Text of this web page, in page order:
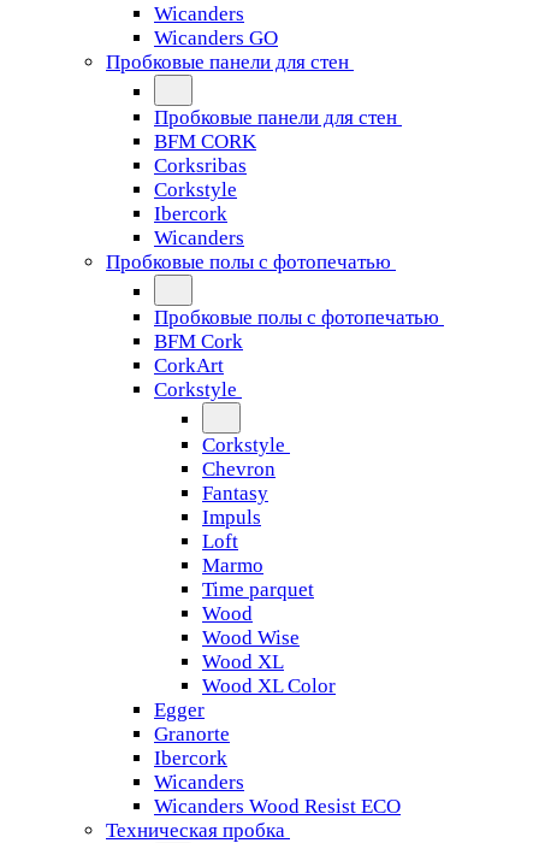
Wicanders
Wicanders GO
Пробковые панели для стен
Пробковые панели для стен
BFM CORK
Corksribas
Corkstyle
Ibercork
Wicanders
Пробковые полы с фотопечатью
Пробковые полы с фотопечатью
BFM Cork
CorkArt
Corkstyle
Corkstyle
Chevron
Fantasy
Impuls
Loft
Marmo
Time parquet
Wood
Wood Wise
Wood XL
Wood XL Color
Egger
Granorte
Ibercork
Wicanders
Wicanders Wood Resist ECO
Техническая пробка